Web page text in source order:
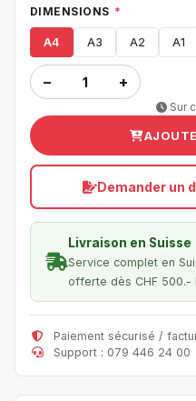
DIMENSIONS *
A4 A3 A2 A1
− +
Sur
Demander un
Livraison en Suisse
Service complet en
offerte dès CHF 500.-
Paiement sécurisé /
Support : 079 446 24 00